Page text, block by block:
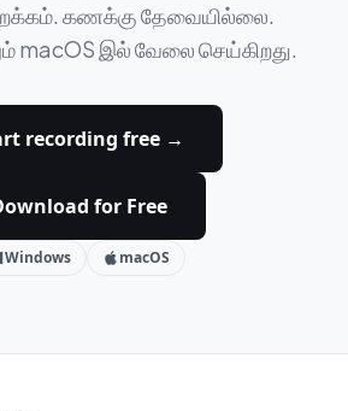
கணக்கு தேவையில்லை.
macOS இல் வேலை செய்கிறது.
recording free →
for Free
Windows macOS